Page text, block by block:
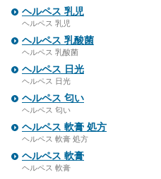
ヘルペス 乳児
ヘルペス 乳児
ヘルペス 乳酸菌
ヘルペス 乳酸菌
ヘルペス 日光
ヘルペス 日光
ヘルペス 匂い
ヘルペス 匂い
ヘルペス 軟膏 処方
ヘルペス 軟膏 処方
ヘルペス 軟膏
ヘルペス 軟膏